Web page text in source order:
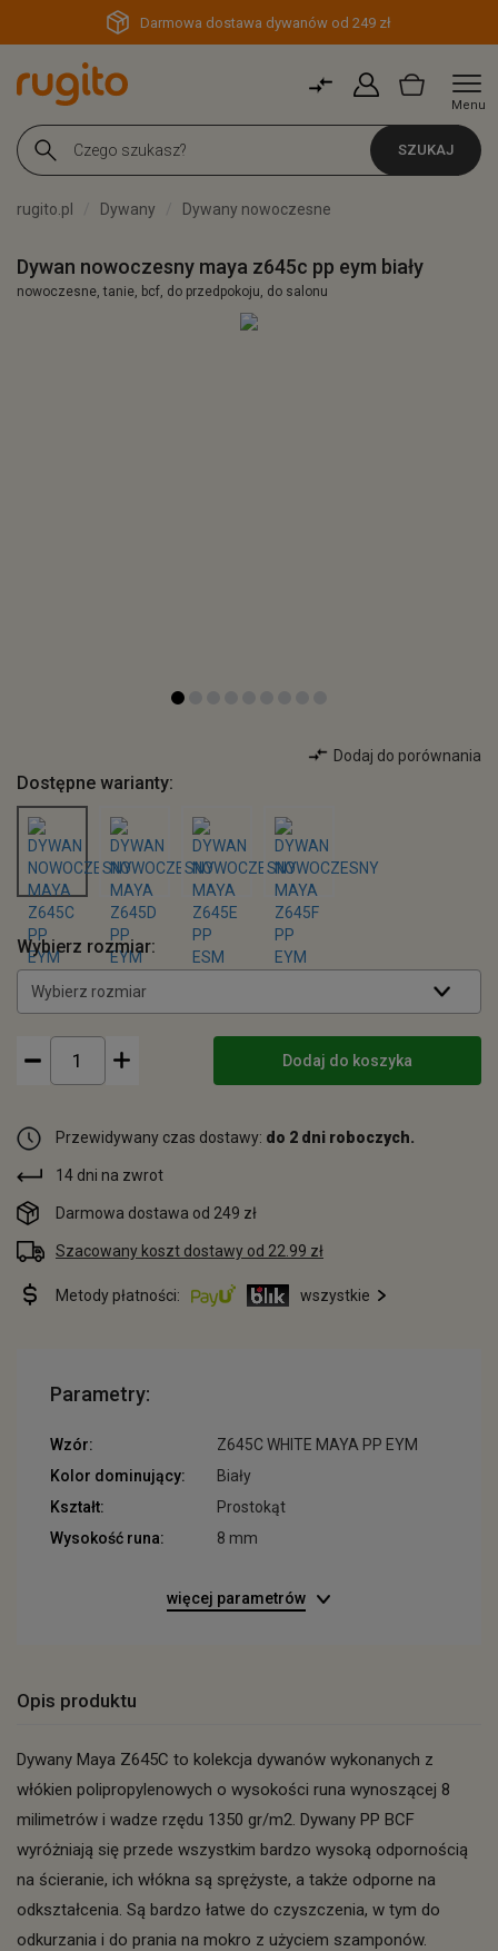
Darmowa dostawa dywanów od 249 zł
Menu
SZUKAJ
rugito.pl Dywany Dywany nowoczesne
Dywan nowoczesny maya z645c pp eym biały
nowoczesne, tanie, bcf, do przedpokoju, do salonu
Dodaj do porównania
Dostępne warianty:
Wybierz rozmiar:
Wybierz rozmiar
Dodaj do koszyka
Przewidywany czas dostawy: do 2 dni roboczych.
14 dni na zwrot
Darmowa dostawa od 249 zł
Szacowany koszt dostawy od 22.99 zł
Metody płatności: wszystkie
Parametry:
Wzór:
Z645C WHITE MAYA PP EYM
Kolor dominujący:
Biały
Kształt:
Prostokąt
Wysokość runa:
8 mm
więcej parametrów
Opis produktu
Dywany Maya Z645C to kolekcja dywanów wykonanych z
włókien polipropylenowych o wysokości runa wynoszącej 8
milimetrów i wadze rzędu 1350 gr/m2. Dywany PP BCF
wyróżniają się przede wszystkim bardzo wysoką odpornością
na ścieranie, ich włókna są sprężyste, a także odporne na
odkształcenia. Są bardzo łatwe do czyszczenia, w tym do
odkurzania i do prania na mokro z użyciem szamponów.